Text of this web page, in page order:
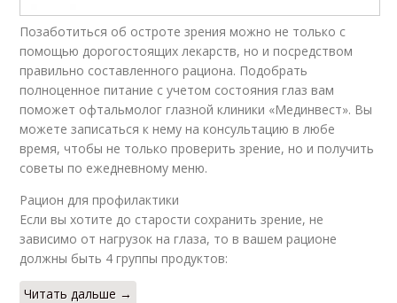
Позаботиться об остроте зрения можно не только с
помощью дорогостоящих лекарств, но и посредством
правильно составленного рациона. Подобрать
полноценное питание с учетом состояния глаз вам
поможет офтальмолог глазной клиники «Мединвест». Вы
можете записаться к нему на консультацию в любе
время, чтобы не только проверить зрение, но и получить
советы по ежедневному меню.
Рацион для профилактики
Если вы хотите до старости сохранить зрение, не
зависимо от нагрузок на глаза, то в вашем рационе
должны быть 4 группы продуктов:
Читать дальше →